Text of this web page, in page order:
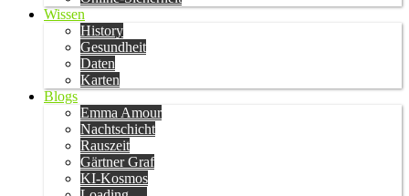
Wissen
History
Gesundheit
Daten
Karten
Blogs
Emma Amour
Nachtschicht
Rauszeit
Gärtner Graf
KI-Kosmos